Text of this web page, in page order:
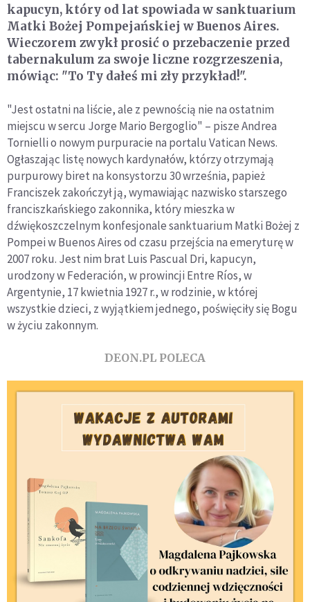
kapucyn, który od lat spowiada w sanktuarium
Matki Bożej Pompejańskiej w Buenos Aires.
Wieczorem zwykł prosić o przebaczenie przed
tabernakulum za swoje liczne rozgrzeszenia,
mówiąc: "To Ty dałeś mi zły przykład!".
"Jest ostatni na liście, ale z pewnością nie na ostatnim
miejscu w sercu Jorge Mario Bergoglio" – pisze Andrea
Tornielli o nowym purpuracie na portalu Vatican News.
Ogłaszając listę nowych kardynałów, którzy otrzymają
purpurowy biret na konsystorzu 30 września, papież
Franciszek zakończył ją, wymawiając nazwisko starszego
franciszkańskiego zakonnika, który mieszka w
dźwiękoszczelnym konfesjonale sanktuarium Matki Bożej z
Pompei w Buenos Aires od czasu przejścia na emeryturę w
2007 roku. Jest nim brat Luis Pascual Dri, kapucyn,
urodzony w Federación, w prowincji Entre Ríos, w
Argentynie, 17 kwietnia 1927 r., w rodzinie, w której
wszystkie dzieci, z wyjątkiem jednego, poświęciły się Bogu
w życiu zakonnym.
DEON.PL POLECA